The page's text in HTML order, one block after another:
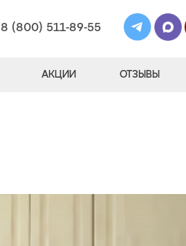
8 (800) 511-89-55
АКЦИИ ОТЗЫВЫ